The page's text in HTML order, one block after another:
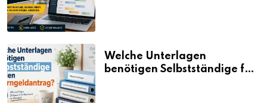
Welche Unterlagen
benötigen Selbstständige für